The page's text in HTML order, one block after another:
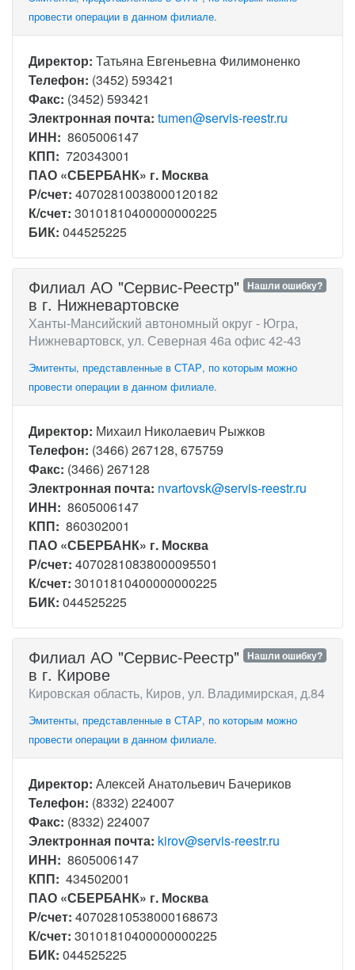
провести операции в данном филиале.
Директор: Татьяна Евгеньевна Филимоненко
Телефон: (3452) 593421
Факс: (3452) 593421
Электронная почта: tumen@servis-reestr.ru
ИНН: 8605006147
КПП: 720343001
ПАО «СБЕРБАНК» г. Москва
Р/счет: 40702810038000120182
К/счет: 30101810400000000225
БИК: 044525225
Нашли ошибку?
Филиал АО "Сервис-Реестр"
в г. Нижневартовске
Ханты-Мансийский автономный округ - Югра,
Нижневартовск, ул. Северная 46а офис 42-43
Эмитенты, представленные в СТАР, по которым можно
провести операции в данном филиале.
Директор: Михаил Николаевич Рыжков
Телефон: (3466) 267128, 675759
Факс: (3466) 267128
Электронная почта: nvartovsk@servis-reestr.ru
ИНН: 8605006147
КПП: 860302001
ПАО «СБЕРБАНК» г. Москва
Р/счет: 40702810838000095501
К/счет: 30101810400000000225
БИК: 044525225
Нашли ошибку?
Филиал АО "Сервис-Реестр"
в г. Кирове
Кировская область, Киров, ул. Владимирская, д.84
Эмитенты, представленные в СТАР, по которым можно
провести операции в данном филиале.
Директор: Алексей Анатольевич Бачериков
Телефон: (8332) 224007
Факс: (8332) 224007
Электронная почта: kirov@servis-reestr.ru
ИНН: 8605006147
КПП: 434502001
ПАО «СБЕРБАНК» г. Москва
Р/счет: 40702810538000168673
К/счет: 30101810400000000225
БИК: 044525225